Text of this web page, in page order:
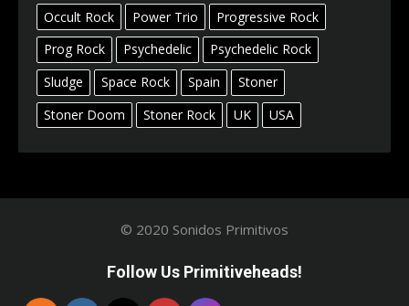
Occult Rock
Power Trio
Progressive Rock
Prog Rock
Psychedelic
Psychedelic Rock
Sludge
Space Rock Spain
Stoner
Stoner Doom
Stoner Rock UK USA
© 2020 Sonidos Primitivos
Follow Us Primitiveheads!